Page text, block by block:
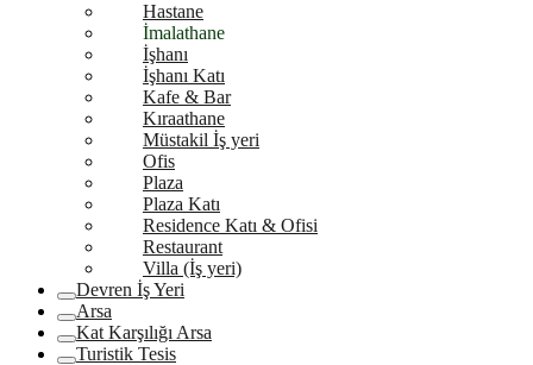
Hastane
İmalathane
İşhanı
İşhanı Katı
Kafe & Bar
Kıraathane
Müstakil İş yeri
Ofis
Plaza
Plaza Katı
Residence Katı & Ofisi
Restaurant
Villa (İş yeri)
Devren İş Yeri
Arsa
Kat Karşılığı Arsa
Turistik Tesis